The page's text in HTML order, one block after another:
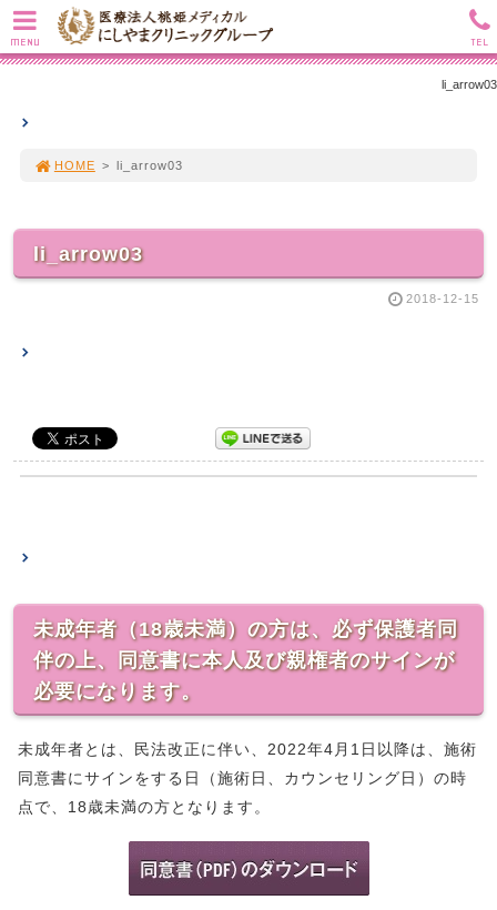
li_arrow03
HOME > li_arrow03
li_arrow03
2018-12-15
未成年者（18歳未満）の方は、必ず保護者同
伴の上、同意書に本人及び親権者のサインが
必要になります。
未成年者とは、民法改正に伴い、2022年4月1日以降は、施術
同意書にサインをする日（施術日、カウンセリング日）の時
点で、18歳未満の方となります。
MENU TEL